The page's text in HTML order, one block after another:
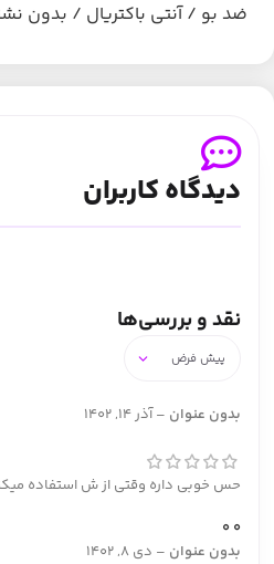
ضد بو / آنتی باکتریال / بدون
دیدگاه کاربران
نقد و بررسی‌ها
بدون عنوان –آذر 14, 1402
حس خوبی داره وقتی از ش استفاده
0
0
بدون عنوان – دی 8, 1402